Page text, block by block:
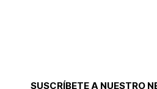
SUSCRÍBETE A NUESTRO